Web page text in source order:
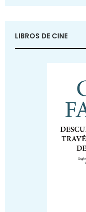
LIBROS DE CINE